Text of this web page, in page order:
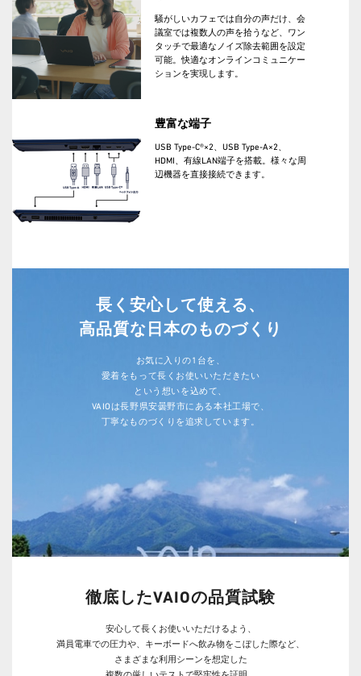
騒がしいカフェでは自分の声だけ、会
議室では複数人の声を拾うなど、ワン
タッチで最適なノイズ除去範囲を設定
可能。快適なオンラインコミュニケー
ションを実現します。
豊富な端子
USB Type-C®×2、USB Type-A×2、
HDMI、有線LAN端子を搭載。様々な周
辺機器を直接接続できます。
長く安心して使える、
高品質な日本のものづくり
お気に入りの1台を、
愛着をもって長くお使いいただきたい
という想いを込めて、
VAIOは長野県安曇野市にある本社工場で、
丁寧なものづくりを追求しています。
徹底したVAIOの品質試験
安心して長くお使いいただけるよう、
満員電車での圧力や、キーボードへ飲み物をこぼした際など、
さまざまな利用シーンを想定した